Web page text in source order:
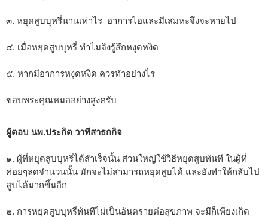
๓. หยุดสูบบุหรี่นานเท่าไร อาการไอและมีเสมหะจึงจะหายไป
๔. เมื่อหยุดสูบบุหรี่ ทำไมจึงรู้สึกหงุดหงิด
๕. หากมีอาการหงุดหงิด ควรทำอย่างไร
ขอบพระคุณหมออย่างสูงครับ
ผู้ตอบ นพ.ประกิต วาทีสาธกกิจ
๑. ผู้ที่หยุดสูบบุหรี่ได้สำเร็จนั้น ส่วนใหญ่ใช้วิธีหยุดสูบทันที ในผู้ที่
ค่อยๆลดจำนวนนั้น มักจะไม่สามารถหยุดสูบได้ และยังทำให้กลับไป
สูบได้มากขึ้นอีก
๒. การหยุดสูบบุหรี่ทันทีไม่เป็นอันตรายต่อสุขภาพ จะมีก็เพียงเกิด